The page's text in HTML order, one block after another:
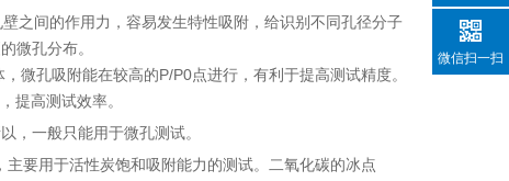
之间的作用力，容易发生特性吸附，给识别不同孔径分子
微孔分布。
微孔吸附能在较高的P/P0点进行，有利于提高测试精度。
提高测试效率。
一般只能用于微孔测试。
要用于活性炭饱和吸附能力的测试。二氧化碳的冰点
微信扫一扫